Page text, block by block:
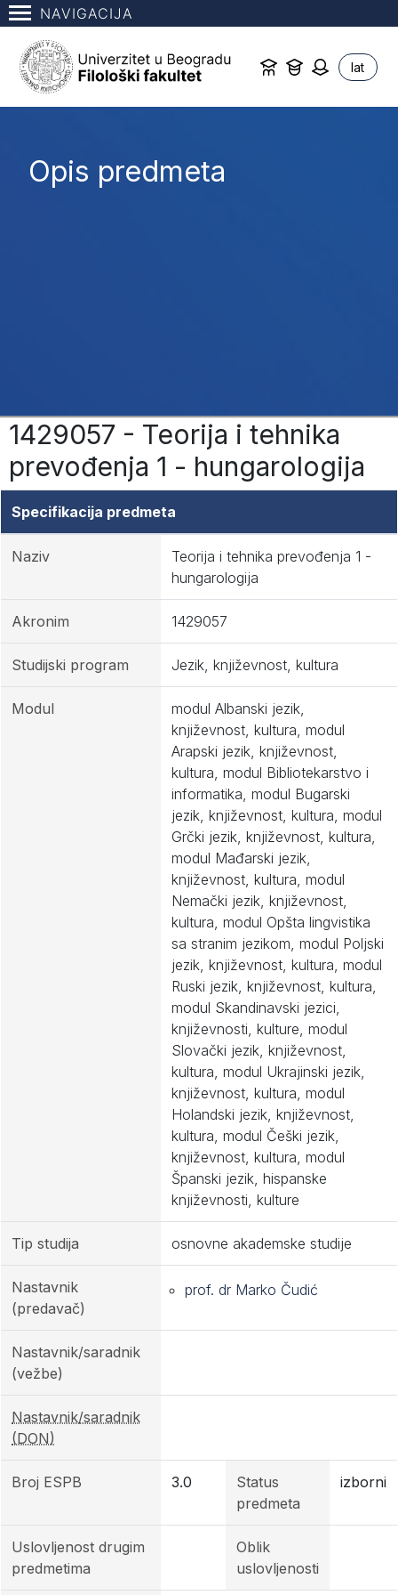
NAVIGACIJA
lat
Opis predmeta
1429057 - Teorija i tehnika
prevođenja 1 - hungarologija
Specifikacija predmeta
Naziv
Teorija i tehnika prevođenja 1 -
hungarologija
Akronim 1429057
Studijski program Jezik, književnost, kultura
Modul
modul Albanski jezik,
književnost, kultura, modul
Arapski jezik, književnost,
kultura, modul Bibliotekarstvo i
informatika, modul Bugarski
jezik, književnost, kultura, modul
Grčki jezik, književnost, kultura,
modul Mađarski jezik,
književnost, kultura, modul
Nemački jezik, književnost,
kultura, modul Opšta lingvistika
sa stranim jezikom, modul Poljski
jezik, književnost, kultura, modul
Ruski jezik, književnost, kultura,
modul Skandinavski jezici,
književnosti, kulture, modul
Slovački jezik, književnost,
kultura, modul Ukrajinski jezik,
književnost, kultura, modul
Holandski jezik, književnost,
kultura, modul Češki jezik,
književnost, kultura, modul
Španski jezik, hispanske
književnosti, kulture
Tip studija osnovne akademske studije
Nastavnik
(predavač)
prof. dr Marko Čudić
Nastavnik/saradnik
(vežbe)
Nastavnik/saradnik
(DON)
Broj ESPB 3.0
Status
predmeta
izborni
Uslovljenost drugim
predmetima
Oblik
uslovljenosti